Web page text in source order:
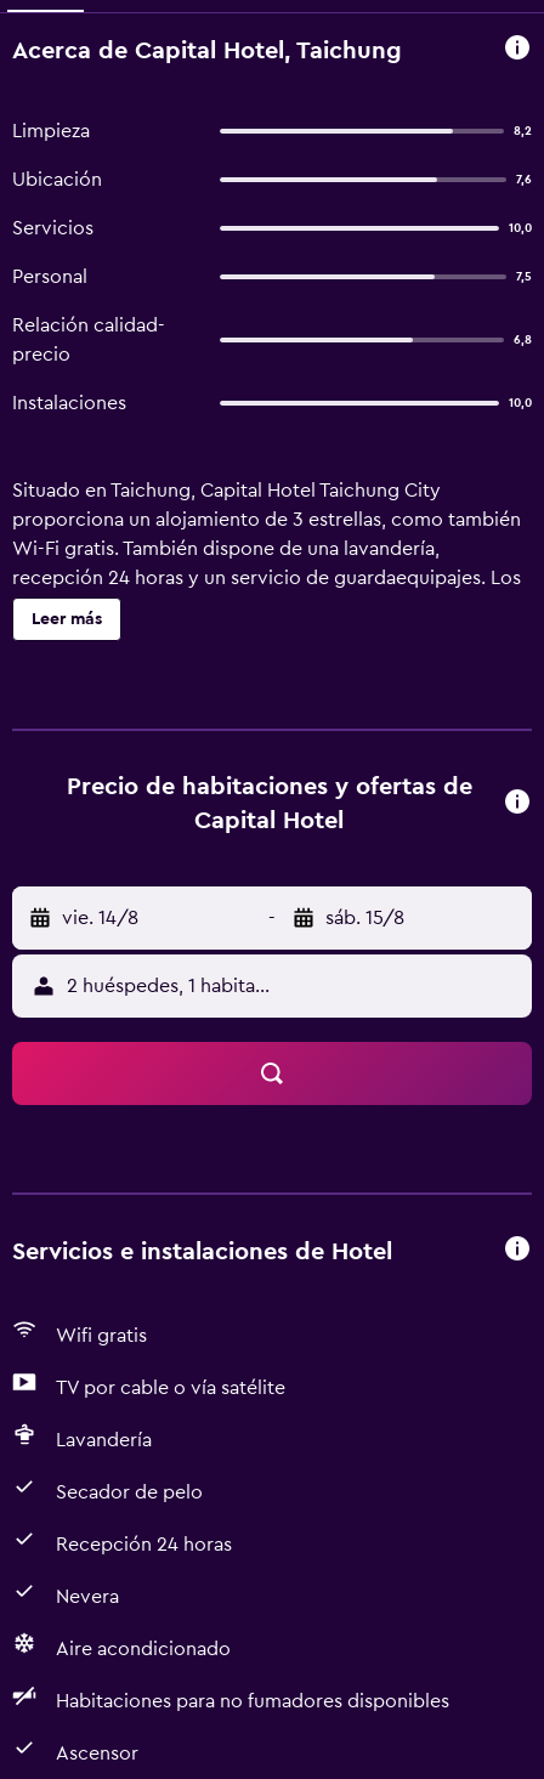
Acerca de Capital Hotel, Taichung
Limpieza 8,2
Ubicación 7,6
Servicios 10,0
Personal 7,5
Relación calidad-
precio
6,8
Instalaciones 10,0
Situado en Taichung, Capital Hotel Taichung City
proporciona un alojamiento de 3 estrellas, como también
Wi-Fi gratis. También dispone de una lavandería,
recepción 24 horas y un servicio de guardaequipajes. Los
huéspedes pueden disfrutar de una gran variedad de
comodidades e instalaciones, tales como un ascensor y un
también se incluyen un secador de pelo y canales por
cable/satélite. Taichung Airport se encuentra a unos 30
Leer más
Precio de habitaciones y ofertas de
Capital Hotel
vie. 14/8 - sáb. 15/8
2 huéspedes, 1 habitación
Servicios e instalaciones de Hotel
Wifi gratis
TV por cable o vía satélite
Lavandería
Secador de pelo
Recepción 24 horas
Nevera
Aire acondicionado
Habitaciones para no fumadores disponibles
Ascensor